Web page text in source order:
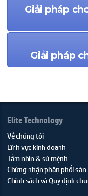
Giải pháp
Giải pháp
Elite Technology
Về chúng tôi
Lĩnh vực kinh doanh
Tầm nhìn & sứ mệnh
Chứng nhận phân phối
Chính sách và Quy định